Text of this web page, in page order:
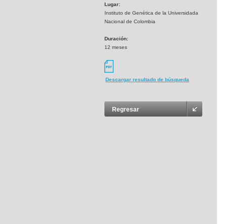
Lugar:
Instituto de Genética de la Universidada
Nacional de Colombia
Duración:
12 meses
Descargar resultado de búsqueda
Regresar